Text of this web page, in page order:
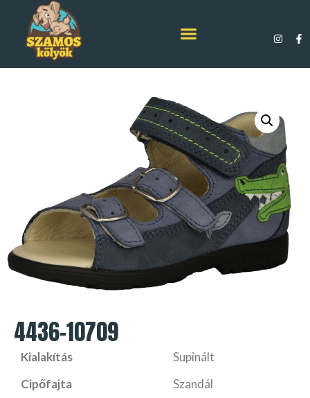
4436-10709
Kialakítás
Supinált
Cipőfajta
Szandál